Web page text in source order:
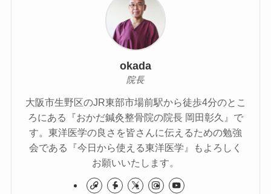
okada
院長
大阪市生野区のJR東部市場前駅から徒歩4分のとこ
ろにある『おかだ鍼灸整骨院の院長 岡田彰久』で
す。東洋医学の良さを皆さんに伝えるための勉強
会である『今日から使える東洋医学』もよろしく
お願いいたします。